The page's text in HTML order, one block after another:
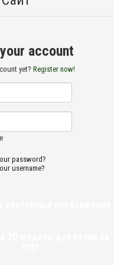
account
yet? Register now!
password?
username?